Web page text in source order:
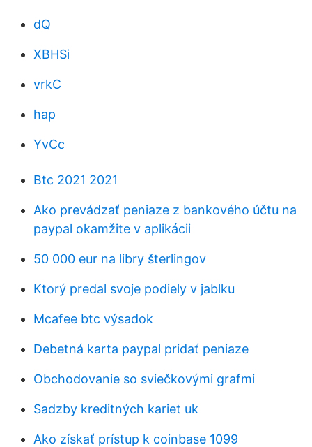
dQ
XBHSi
vrkC
hap
YvCc
Btc 2021 2021
Ako prevádzať peniaze z bankového účtu na
paypal okamžite v aplikácii
50 000 eur na libry šterlingov
Ktorý predal svoje podiely v jablku
Mcafee btc výsadok
Debetná karta paypal pridať peniaze
Obchodovanie so sviečkovými grafmi
Sadzby kreditných kariet uk
Ako získať prístup k coinbase 1099